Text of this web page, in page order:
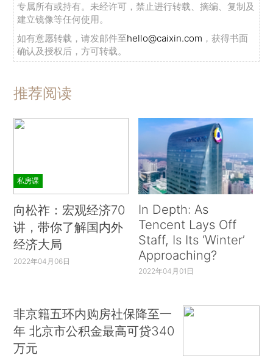
专属所有或持有。未经许可，禁止进行转载、摘编、复制及
建立镜像等任何使用。
如有意愿转载，请发邮件至hello@caixin.com ，获得书面
确认及授权后，方可转载。
推荐阅读
私房课
向松祚：宏观经济70
讲，带你了解国内外
经济大局
2022年04月06日
In Depth: As
Tencent Lays Off
Staff, Is Its ‘Winter’
Approaching?
2022年04月01日
非京籍五环内购房社保降至一
年 北京市公积金最高可贷340
万元